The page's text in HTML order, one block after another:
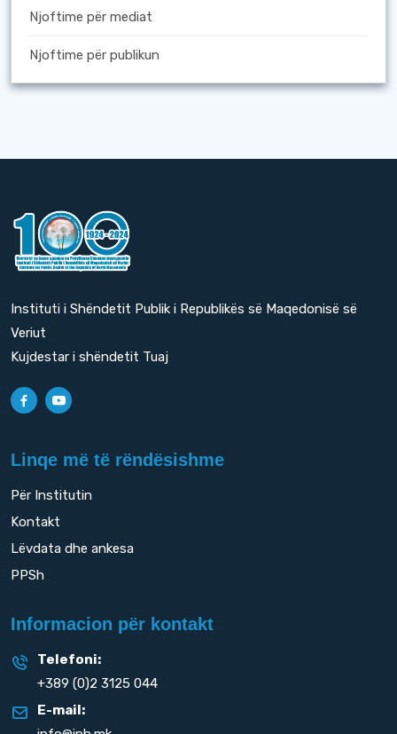
Njoftime për mediat
Njoftime për publikun
Instituti i Shëndetit Publik i Republikës së Maqedonisë së
Veriut
Kujdestar i shëndetit Tuaj
Linqe më të rëndësishme
Për Institutin
Kontakt
Lëvdata dhe ankesa
PPSh
Informacion për kontakt
Telefoni:
+389 (0)2 3125 044
E-mail: